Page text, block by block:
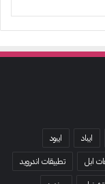
ايباد
ايبود
ابل
تطبيقات اندرويد